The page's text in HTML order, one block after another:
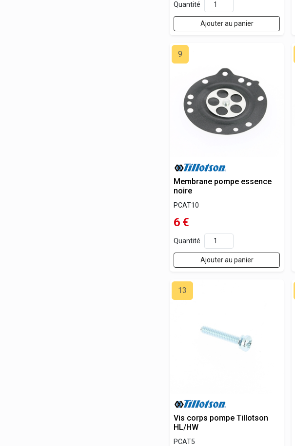
Quantité
Ajouter au panier
9
Membrane pompe essence
noire
PCAT10
6 €
Quantité
Ajouter au panier
13
Vis corps pompe Tillotson
HL/HW
PCAT5